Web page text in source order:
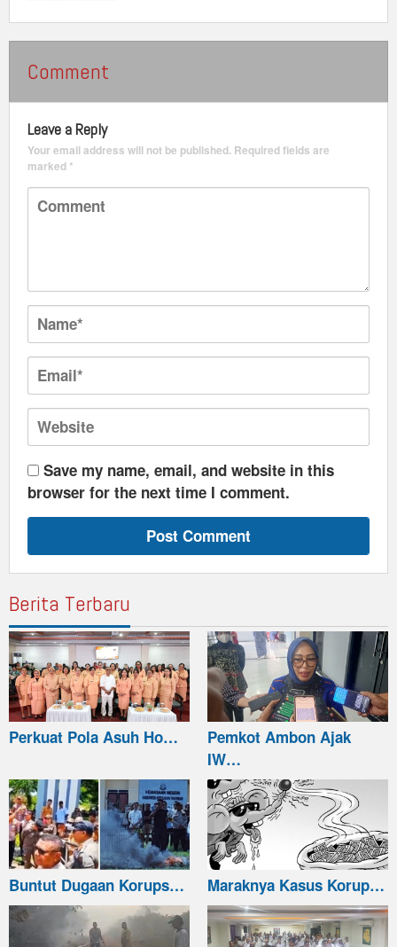
Comment
Leave a Reply
Your email address will not be published. Required fields are
marked*
Save my name, email, and website in this
browser for the next time I comment.
Berita Terbaru
Perkuat Pola Asuh Ho…
Pemkot Ambon Ajak
IW…
Buntut Dugaan Korups… Maraknya Kasus Korup…